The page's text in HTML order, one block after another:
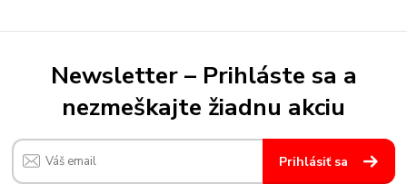
Newsletter – Prihláste sa a
nezmeškajte žiadnu akciu
Prihlásiť sa